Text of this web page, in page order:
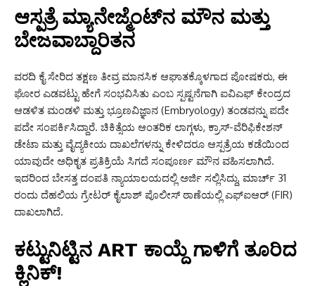
ಆಸ್ಪತ್ರೆ ಮ್ಯಾನೇಜ್ಮೆಂಟ್‌ನ ಮೌನ ಮತ್ತು
ಬೇಜವಾಬ್ದಾರಿತನ
ವರದಿ ಕೈ ಸೇರಿದ ತಕ್ಷಣ ತೀವ್ರ ಮಾನಸಿಕ ಆಘಾತಕ್ಕೊಳಗಾದ ಪೋಷಕರು, ಈ
ಘೋರ ಎಡವಟ್ಟು ಹೇಗೆ ಸಂಭವಿಸಿತು ಎಂಬ ಸ್ಪಷ್ಟನೆಗಾಗಿ ಐವಿಎಫ್ ಕೇಂದ್ರದ
ಆಡಳಿತ ಮಂಡಳಿ ಮತ್ತು ಭ್ರೂಣವಿಜ್ಞಾನ (Embryology) ತಂಡವನ್ನು ಪದೇ
ಪದೇ ಸಂಪರ್ಕಿಸಿದ್ದಾರೆ. ಚಿಕಿತ್ಸೆಯ ಆಂತರಿಕ ಲಾಗ್ಗಳು, ಕ್ರಾಸ್-ವೆರಿಫಿಕೇಶನ್
ಡೇಟಾ ಮತ್ತು ವೈದ್ಯಕೀಯ ದಾಖಲೆಗಳನ್ನು ಕೇಳಿದರೂ ಆಸ್ಪತ್ರೆಯ ಕಡೆಯಿಂದ
ಯಾವುದೇ ಅಧಿಕೃತ ಪ್ರತಿಕ್ರಿಯೆ ಸಿಗದೆ ಸಂಪೂರ್ಣ ಮೌನ ವಹಿಸಲಾಗಿದೆ.
ಇದರಿಂದ ಬೇಸತ್ತ ದಂಪತಿ ನ್ಯಾಯಾಲಯದಲ್ಲಿ ಅರ್ಜಿ ಸಲ್ಲಿಸಿದ್ದು, ಮಾರ್ಚ್ 31
ರಂದು ದೆಹಲಿಯ ಗ್ರೇಟರ್ ಕೈಲಾಶ್ ಪೊಲೀಸ್ ಠಾಣೆಯಲ್ಲಿ ಎಫ್‌ಐಆರ್ (FIR)
ದಾಖಲಾಗಿದೆ.
ಕಟ್ಟುನಿಟ್ಟಿನ ART ಕಾಯ್ದೆ ಗಾಳಿಗೆ ತೂರಿದ
ಕ್ಲಿನಿಕ್!